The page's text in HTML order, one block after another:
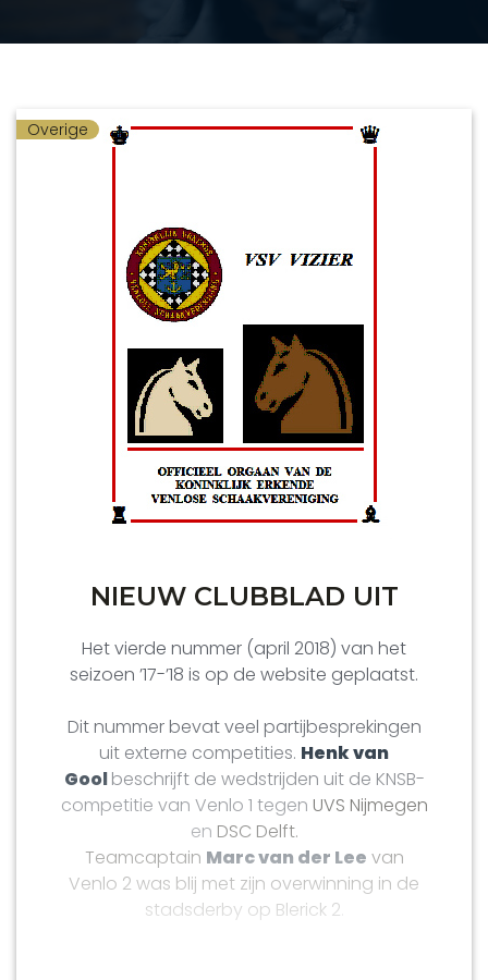
Overige
NIEUW CLUBBLAD UIT
Het vierde nummer (april 2018) van het
seizoen ’17-’18 is op de website geplaatst.
Dit nummer bevat veel partijbesprekingen
uit externe competities. Henk van
Goolbeschrijft de wedstrijden uit de KNSB-
competitie van Venlo 1 tegen UVS Nijmegen
en DSC Delft.
Teamcaptain Marc van der Lee van
Venlo 2 was blij met zijn overwinning in de
stadsderby op Blerick 2